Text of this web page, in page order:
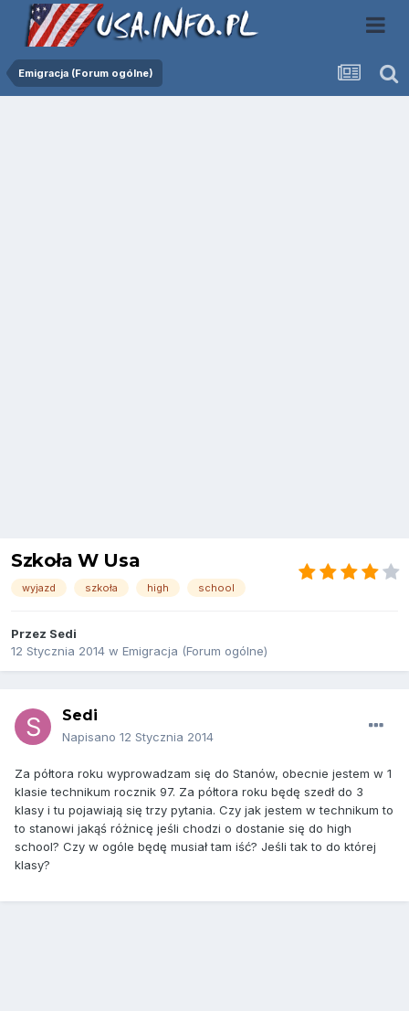
Emigracja (Forum ogólne)
Szkoła W Usa
wyjazd szkoła high school
Przez Sedi
12 Stycznia 2014 w Emigracja (Forum ogólne)
Sedi
Napisano 12 Stycznia 2014
Za półtora roku wyprowadzam się do Stanów, obecnie jestem w 1
klasie technikum rocznik 97. Za półtora roku będę szedł do 3
klasy i tu pojawiają się trzy pytania. Czy jak jestem w technikum to
to stanowi jakąś różnicę jeśli chodzi o dostanie się do high
school? Czy w ogóle będę musiał tam iść? Jeśli tak to do której
klasy?